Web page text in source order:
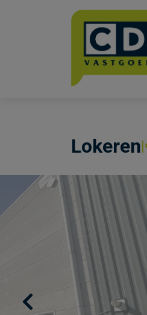
Menu overslaan en naar de inhoud
Lokeren
Previous